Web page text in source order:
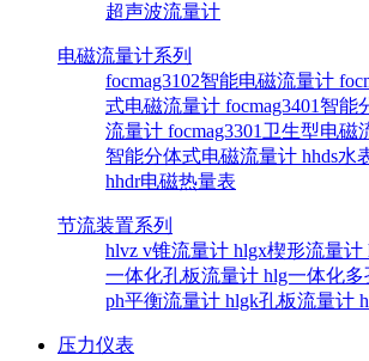
超声波流量计
电磁流量计系列
focmag3102智能电磁流量计
式电磁流量计 focmag3401智
流量计 focmag3301卫生型电磁
智能分体式电磁流量计 hhds水
hhdr电磁热量表
节流装置系列
hlvz v锥流量计 hlgx楔形流量计
一体化孔板流量计 hlg一体化
ph平衡流量计 hlgk孔板流量计
压力仪表